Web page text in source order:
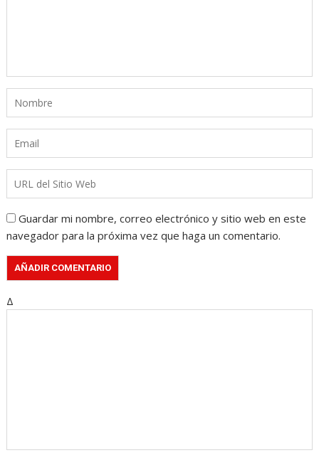
Guardar mi nombre, correo electrónico y sitio web en este
navegador para la próxima vez que haga un comentario.
Δ